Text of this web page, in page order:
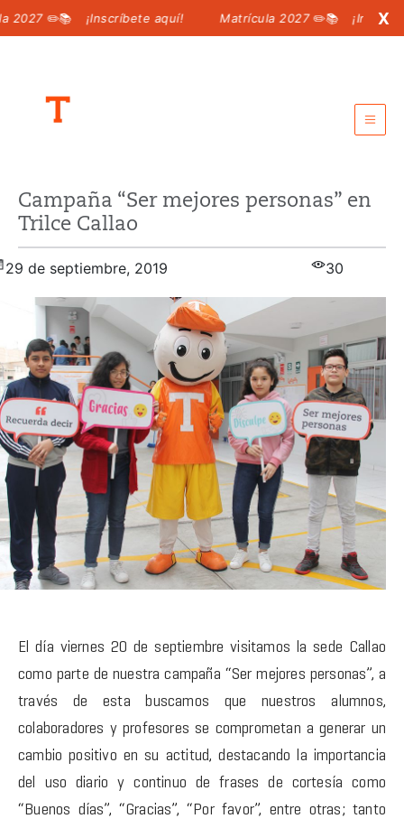
✏️📚 ¡Inscríbete aquí! Matrícula 2027 ✏️📚 ¡Inscríbete
X
Intranet para padres
Intranet para alumnos
Campaña “Ser mejores personas” en
Trilce Callao
29 de septiembre, 2019 30
El día viernes 20 de septiembre visitamos la sede Callao
como parte de nuestra campaña “Ser mejores personas”, a
través de esta buscamos que nuestros alumnos,
colaboradores y profesores se comprometan a generar un
cambio positivo en su actitud, destacando la importancia
del uso diario y continuo de frases de cortesía como
“Buenos días”, “Gracias”, “Por favor”, entre otras; tanto